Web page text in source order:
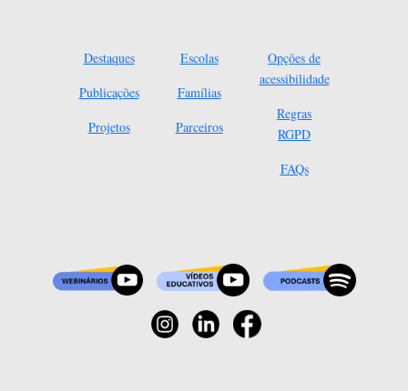
Destaques
Publicações
Projetos
Escolas
Famílias
Parceiros
Opções de
acessibilidade
Regras
RGPD
FAQs